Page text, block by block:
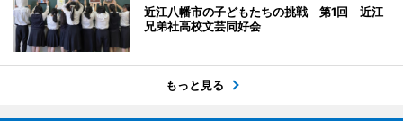
近江八幡市の子どもたちの挑戦 第1回 近江
兄弟社高校文芸同好会
もっと見る